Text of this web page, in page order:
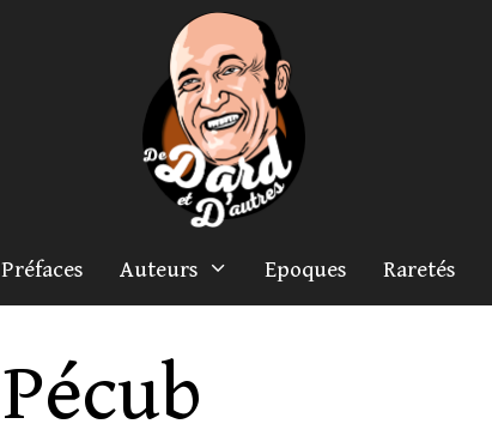
Préfaces Auteurs Epoques Raretés
Pécub